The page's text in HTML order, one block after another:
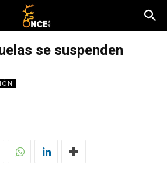
se suspenden